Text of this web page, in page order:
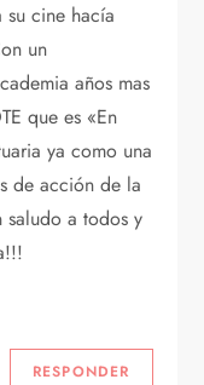
su cine hacía
un
años mas
que es «En
ya como una
de acción de la
saludo a todos y
RESPONDER